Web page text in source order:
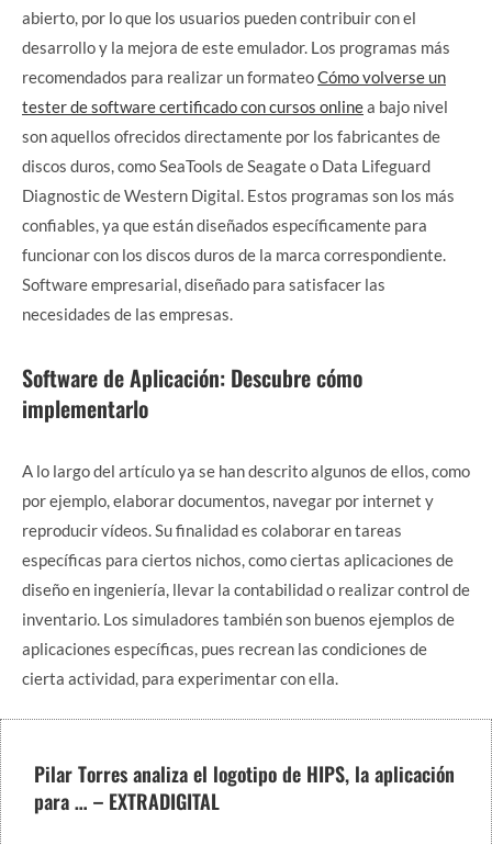
abierto, por lo que los usuarios pueden contribuir con el
desarrollo y la mejora de este emulador. Los programas más
recomendados para realizar un formateoCómo volverse un
tester de software certificado con cursos onlinea bajo nivel
son aquellos ofrecidos directamente por los fabricantes de
discos duros, como SeaTools de Seagate o Data Lifeguard
Diagnostic de Western Digital. Estos programas son los más
confiables, ya que están diseñados específicamente para
funcionar con los discos duros de la marca correspondiente.
Software empresarial, diseñado para satisfacer las
necesidades de las empresas.
Software de Aplicación: Descubre cómo
implementarlo
A lo largo del artículo ya se han descrito algunos de ellos, como
por ejemplo, elaborar documentos, navegar por internet y
reproducir vídeos. Su finalidad es colaborar en tareas
específicas para ciertos nichos, como ciertas aplicaciones de
diseño en ingeniería, llevar la contabilidad o realizar control de
inventario. Los simuladores también son buenos ejemplos de
aplicaciones específicas, pues recrean las condiciones de
cierta actividad, para experimentar con ella.
Pilar Torres analiza el logotipo de HIPS, la aplicación
para … – EXTRADIGITAL